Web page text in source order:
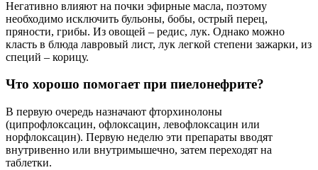
Негативно влияют на почки эфирные масла, поэтому
необходимо исключить бульоны, бобы, острый перец,
пряности, грибы. Из овощей – редис, лук. Однако можно
класть в блюда лавровый лист, лук легкой степени зажарки, из
специй – корицу.
Что хорошо помогает при пиелонефрите?
В первую очередь назначают фторхинолоны
(ципрофлоксацин, офлоксацин, левофлоксацин или
норфлоксацин). Первую неделю эти препараты вводят
внутривенно или внутримышечно, затем переходят на
таблетки.